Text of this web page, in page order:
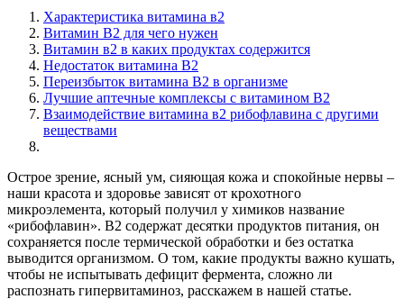
Характеристика витамина в2
Витамин B2 для чего нужен
Витамин в2 в каких продуктах содержится
Недостаток витамина В2
Переизбыток витамина В2 в организме
Лучшие аптечные комплексы с витамином B2
Взаимодействие витамина в2 рибофлавина с другими
веществами
Острое зрение, ясный ум, сияющая кожа и спокойные нервы –
наши красота и здоровье зависят от крохотного
микроэлемента, который получил у химиков название
«рибофлавин». В2 содержат десятки продуктов питания, он
сохраняется после термической обработки и без остатка
выводится организмом. О том, какие продукты важно кушать,
чтобы не испытывать дефицит фермента, сложно ли
распознать гипервитаминоз, расскажем в нашей статье.